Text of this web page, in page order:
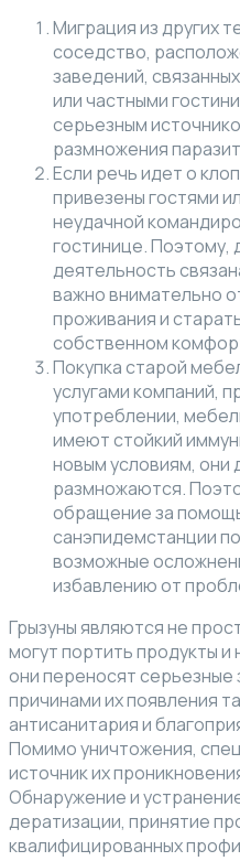
Миграция из других
соседство,
заведений,
или частными
серьезным
размножения
Если речь идет о
привезены гостями
неудачной
гостинице. Поэтому,
деятельность
важно внимательно
проживания и
собственном
Покупка старой
услугами компаний,
употреблении,
имеют стойкий
новым условиям, они
размножаются.
обращение за
санэпидемстанции
возможные
избавлению от
Грызуны являются не
могут портить продукты
они переносят серьезные
причинами их появления
антисанитария и
Помимо уничтожения,
источник их
Обнаружение и
дератизации, принятие
квалифицированных